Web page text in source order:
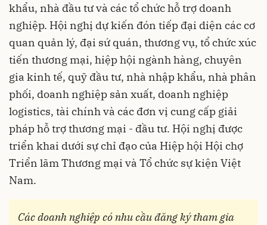
khẩu, nhà đầu tư và các tổ chức hỗ trợ doanh
nghiệp. Hội nghị dự kiến đón tiếp đại diện các cơ
quan quản lý, đại sứ quán, thương vụ, tổ chức xúc
tiến thương mại, hiệp hội ngành hàng, chuyên
gia kinh tế, quỹ đầu tư, nhà nhập khẩu, nhà phân
phối, doanh nghiệp sản xuất, doanh nghiệp
logistics, tài chính và các đơn vị cung cấp giải
pháp hỗ trợ thương mại - đầu tư. Hội nghị được
triển khai dưới sự chỉ đạo của Hiệp hội Hội chợ
Triển lãm Thương mại và Tổ chức sự kiện Việt
Nam.
Các doanh nghiệp có nhu cầu đăng ký tham gia